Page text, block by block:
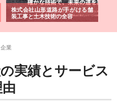
会社が手がけ
設備工事の実
株式会社東京シー・エ
のGISインフラ管理シ
入メリット
業
実績とサービス